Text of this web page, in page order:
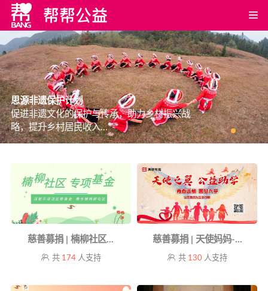
思源非遗保护计划
促进非遗文化的保护与传承，助力乡村振兴战
略，提升乡村居民收入...
慈善募捐 | 楠柳社区...
共 174人支持
慈善募捐 | 天使妈妈-...
共 130 人支持